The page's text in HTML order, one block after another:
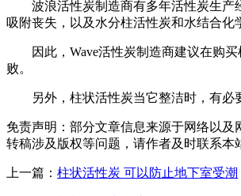
波浪活性炭制造商有多年活性炭生产经
吸附丧失，以及水分柱活性炭和水结合化
因此，Wave活性炭制造商建议在购买
败。
另外，柱状活性炭当它整洁时，有必要
免责声明：部分文章信息来源于网络以
转稿涉及版权等问题，请作者及时联系本
上一篇： 柱状活性炭 可以防止地下室受潮